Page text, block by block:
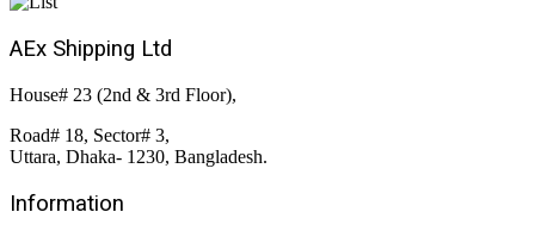
AEx Shipping Ltd
House# 23 (2nd & 3rd Floor),
Road# 18, Sector# 3,
Uttara, Dhaka- 1230, Bangladesh.
Information